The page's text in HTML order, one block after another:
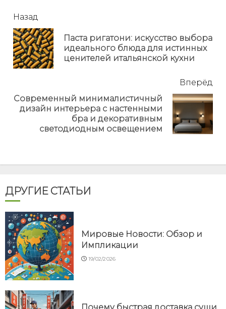
читать
еще
Назад
Паста ригатони: искусство выбора
идеального блюда для истинных
ценителей итальянской кухни
Вперёд
Next
Современный минималистичный
дизайн интерьера с настенными
бра и декоративным
светодиодным освещением
ДРУГИЕ СТАТЬИ
Мировые Новости: Обзор и
Импликации
19/02/2026